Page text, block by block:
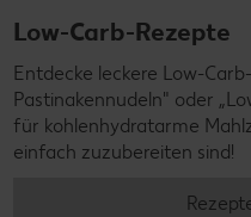
Low-Carb-Rezepte
Entdecke leckere Low-
Pastinakennudeln" oder
für kohlenhydratarme
einfach zuzubereiten sind!